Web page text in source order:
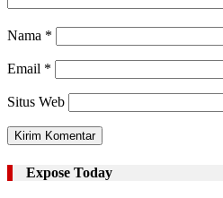
Nama *
Email *
Situs Web
Expose Today